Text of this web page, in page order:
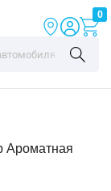
0
Ароматная